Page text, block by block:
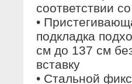
соответствии
•
подкладка
см до 137 см
вставку
• Стальной